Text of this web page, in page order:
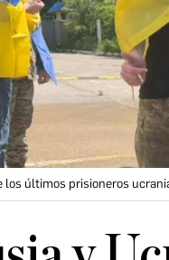
los últimos prisioneros